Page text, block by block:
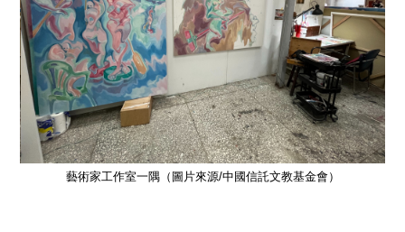
藝術家工作室一隅（圖片來源/中國信託文教基金會）